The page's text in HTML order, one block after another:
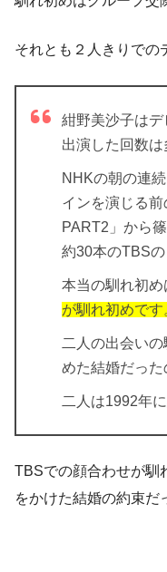
それとも２人きりでの
紺野美沙子は
出演した回数は
NHKの朝の連
インを演じる
PART2」から
約30本のTBSの
本当の馴れ初め
が馴れ初めです
二人の出会い
めた結婚だった
二人は1992年
TBSでの顔合わせが馴
をかけた結婚の約束だ